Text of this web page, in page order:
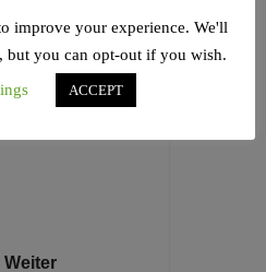
Neuer Service:
Unterhaltsvorschuss
online beantragen
Weiter
improve your experience. We'll
but you can opt-out if you wish.
ACCEPT